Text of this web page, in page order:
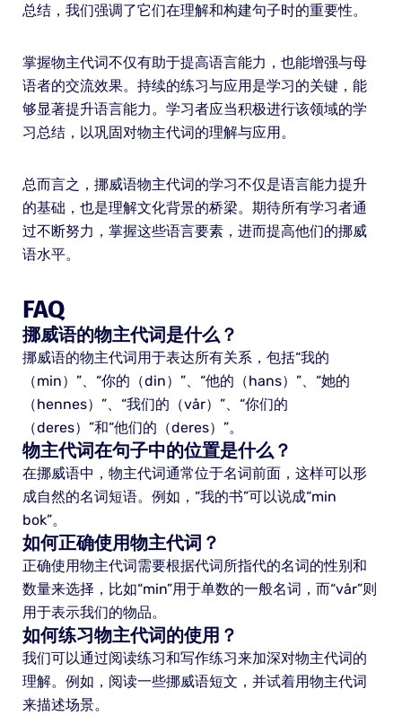
总结，我们强调了它们在理解和构建句子时的重要性。
掌握物主代词不仅有助于提高语言能力，也能增强与母
语者的交流效果。持续的练习与应用是学习的关键，能
够显著提升语言能力。学习者应当积极进行该领域的学
习总结，以巩固对物主代词的理解与应用。
总而言之，挪威语物主代词的学习不仅是语言能力提升
的基础，也是理解文化背景的桥梁。期待所有学习者通
过不断努力，掌握这些语言要素，进而提高他们的挪威
语水平。
FAQ
挪威语的物主代词是什么？
挪威语的物主代词用于表达所有关系，包括“我的
（min）”、“你的（din）”、“他的（hans）”、“她的
（hennes）”、“我们的（vår）”、“你们的
（deres）”和“他们的（deres）”。
物主代词在句子中的位置是什么？
在挪威语中，物主代词通常位于名词前面，这样可以形
成自然的名词短语。例如，“我的书”可以说成“min
bok”。
如何正确使用物主代词？
正确使用物主代词需要根据代词所指代的名词的性别和
数量来选择，比如“min”用于单数的一般名词，而“vår”则
用于表示我们的物品。
如何练习物主代词的使用？
我们可以通过阅读练习和写作练习来加深对物主代词的
理解。例如，阅读一些挪威语短文，并试着用物主代词
来描述场景。